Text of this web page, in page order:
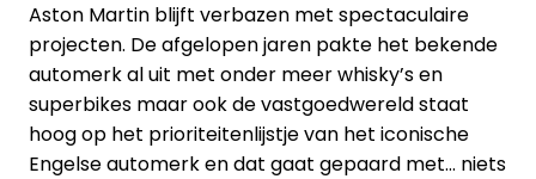
Aston Martin blijft verbazen met spectaculaire
projecten. De afgelopen jaren pakte het bekende
automerk al uit met onder meer whisky’s en
superbikes maar ook de vastgoedwereld staat
hoog op het prioriteitenlijstje van het iconische
Engelse automerk en dat gaat gepaard met… niets